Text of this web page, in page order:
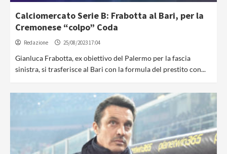
Calciomercato Serie B: Frabotta al Bari, per la
Cremonese “colpo” Coda
Redazione 25/08/2023 17:04
Gianluca Frabotta, ex obiettivo del Palermo per la fascia
sinistra, si trasferisce al Bari con la formula del prestito con...